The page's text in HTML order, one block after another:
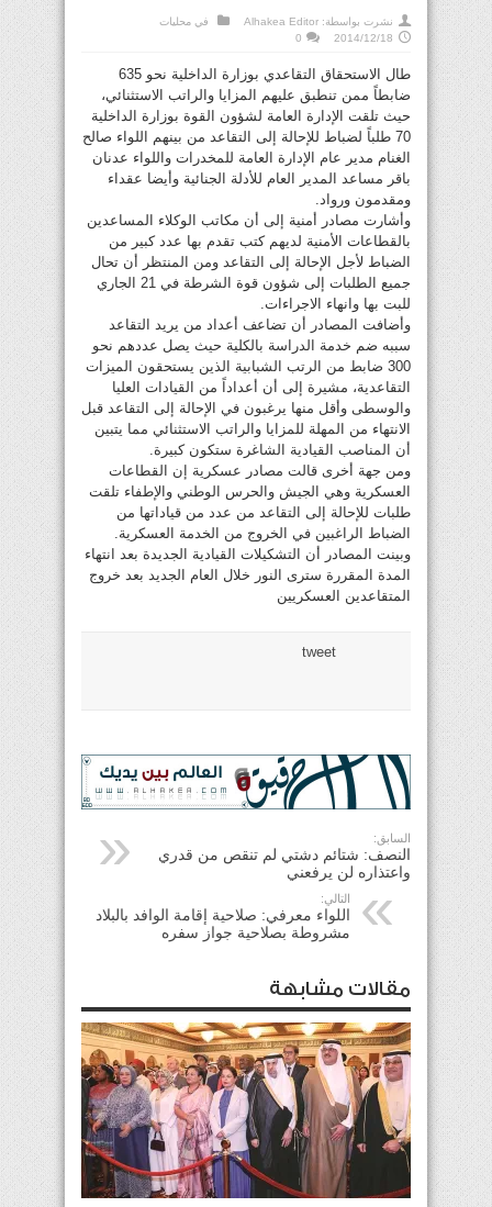
نشرت بواسطة: Alhakea Editor في محليات
2014/12/18
0
طال الاستحقاق التقاعدي بوزارة الداخلية نحو 635
ضابطاً ممن تنطبق عليهم المزايا والراتب الاستثنائي،
حيث تلقت الإدارة العامة لشؤون القوة بوزارة الداخلية
70 طلباً لضباط للإحالة إلى التقاعد من بينهم اللواء صالح
الغنام مدير عام الإدارة العامة للمخدرات واللواء عدنان
باقر مساعد المدير العام للأدلة الجنائية وأيضا عقداء
ومقدمون ورواد.
وأشارت مصادر أمنية إلى أن مكاتب الوكلاء المساعدين
بالقطاعات الأمنية لديهم كتب تقدم بها عدد كبير من
الضباط لأجل الإحالة إلى التقاعد ومن المنتظر أن تحال
جميع الطلبات إلى شؤون قوة الشرطة في 21 الجاري
للبت بها وانهاء الاجراءات.
وأضافت المصادر أن تضاعف أعداد من يريد التقاعد
سببه ضم خدمة الدراسة بالكلية حيث يصل عددهم نحو
300 ضابط من الرتب الشبابية الذين يستحقون الميزات
التقاعدية، مشيرة إلى أن أعداداً من القيادات العليا
والوسطى وأقل منها يرغبون في الإحالة إلى التقاعد قبل
الانتهاء من المهلة للمزايا والراتب الاستثنائي مما يتبين
أن المناصب القيادية الشاغرة ستكون كبيرة.
ومن جهة أخرى قالت مصادر عسكرية إن القطاعات
العسكرية وهي الجيش والحرس الوطني والإطفاء تلقت
طلبات للإحالة إلى التقاعد من عدد من قياداتها من
الضباط الراغبين في الخروج من الخدمة العسكرية.
وبينت المصادر أن التشكيلات القيادية الجديدة بعد انتهاء
المدة المقررة سترى النور خلال العام الجديد بعد خروج
المتقاعدين العسكريين
tweet
السابق:
النصف: شتائم دشتي لم تنقص من قدري
واعتذاره لن يرفعني
التالي:
اللواء معرفي: صلاحية إقامة الوافد بالبلاد
مشروطة بصلاحية جواز سفره
مقالات مشابهة